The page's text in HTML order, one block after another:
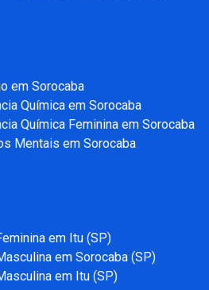
em Sorocaba
Química em Sorocaba
Química Feminina em Sorocaba
Mentais em Sorocaba
em Itu (SP)
em Sorocaba (SP)
em Itu (SP)